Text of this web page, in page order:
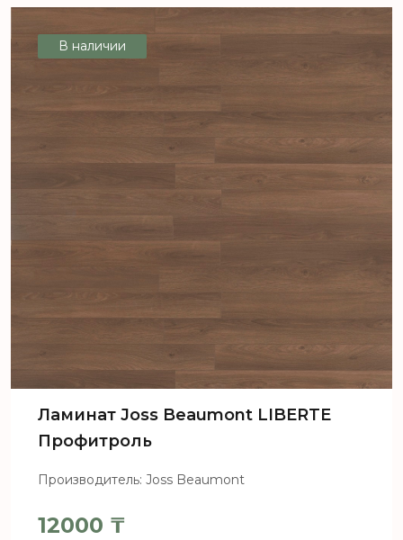
В наличии
Ламинат Joss Beaumont LIBERTE
Профитроль
Производитель: Joss Beaumont
12000 ₸